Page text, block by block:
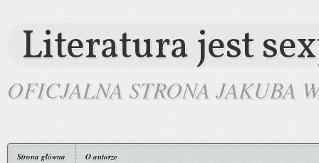
Literatura jest
OFICJALNA STRONA JAKUBA
Strona główna O autorze